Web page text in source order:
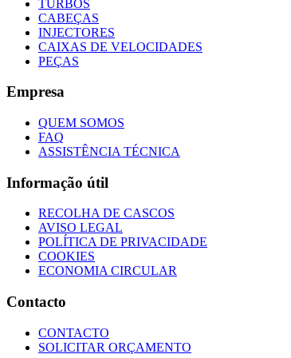
TURBOS
CABEÇAS
INJECTORES
CAIXAS DE VELOCIDADES
PEÇAS
Empresa
QUEM SOMOS
FAQ
ASSISTÊNCIA TÉCNICA
Informação útil
RECOLHA DE CASCOS
AVISO LEGAL
POLÍTICA DE PRIVACIDADE
COOKIES
ECONOMIA CIRCULAR
Contacto
CONTACTO
SOLICITAR ORÇAMENTO